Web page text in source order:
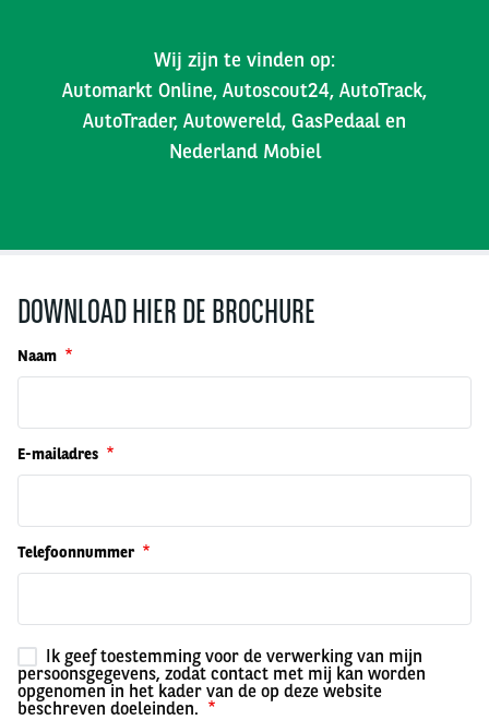
Wij zijn te vinden op:
Automarkt Online, Autoscout24, AutoTrack,
AutoTrader, Autowereld, GasPedaal en
Nederland Mobiel
DOWNLOAD HIER DE BROCHURE
Naam
E-mailadres
Telefoonnummer
Ik geef toestemming voor de verwerking van mijn
persoonsgegevens, zodat contact met mij kan worden
opgenomen in het kader van de op deze website
beschreven doeleinden.